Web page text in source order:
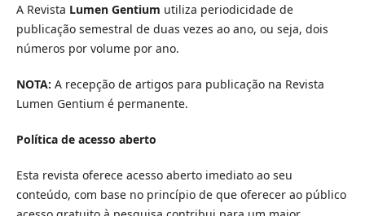
A Revista Lumen Gentium utiliza periodicidade de
publicação semestral de duas vezes ao ano, ou seja, dois
números por volume por ano.
NOTA: A recepção de artigos para publicação na Revista
Lumen Gentium é permanente.
Política de acesso aberto
Esta revista oferece acesso aberto imediato ao seu
conteúdo, com base no princípio de que oferecer ao público